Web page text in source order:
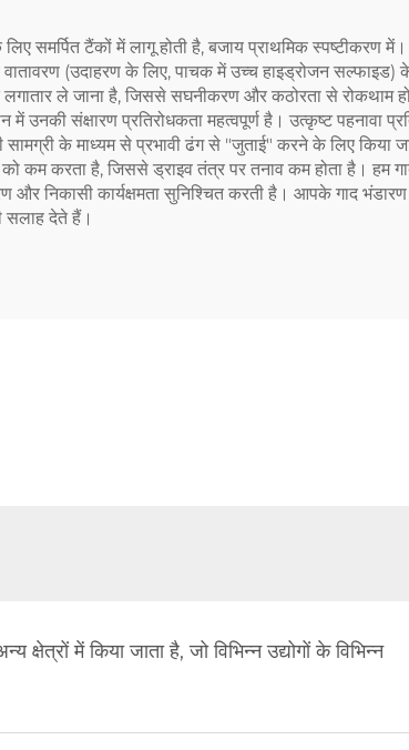
समर्पित टैंकों में लागू होती है, बजाय प्राथमिक स्पष्टीकरण
(उदाहरण के लिए, पाचक में उच्च हाइड्रोजन
लगातार ले जाना है, जिससे सघनीकरण और कठोरता से रोकथाम
संक्षारण प्रतिरोधकता महत्वपूर्ण है। उत्कृष्ट पहनावा
के माध्यम से प्रभावी ढंग से "जुताई" करने के लिए किया
करता है, जिससे ड्राइव तंत्र पर तनाव कम होता है। हम
और निकासी कार्यक्षमता सुनिश्चित करती है। आपके गाद भंडारण
सलाह देते हैं।
में किया जाता है, जो विभिन्न उद्योगों के विभिन्न